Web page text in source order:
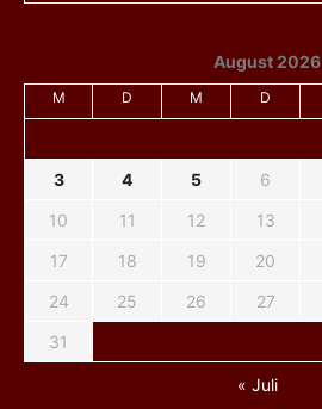
August 2026
M D M D
3
4 5 6
10
11 12 13
17
18 19 20
24
25 26 27
31
« Juli